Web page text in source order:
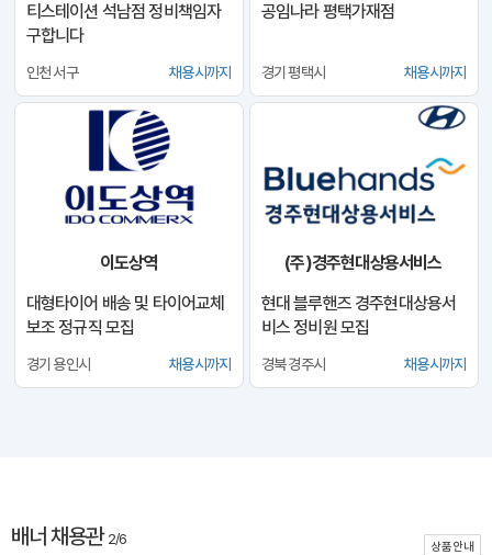
티스테이션 석남점 정비책임자
구합니다
인천 서구 채용시까지
공임나라 평택가재점
경기 평택시 채용시까지
이도상역
대형타이어 배송 및 타이어교체
보조 정규직 모집
경기 용인시 채용시까지
(주)경주현대상용서비스
현대 블루핸즈 경주현대상용서
비스 정비원 모집
경북 경주시 채용시까지
배너 채용관 2/6 상품안내